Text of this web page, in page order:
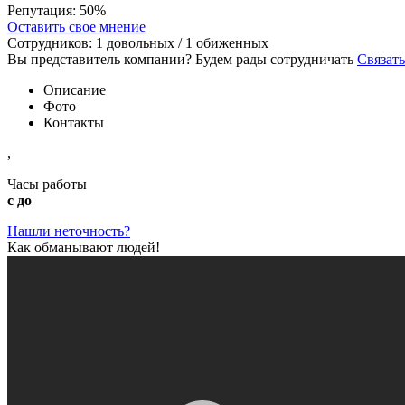
Репутация: 50%
Оставить свое мнение
Сотрудников: 1 довольных / 1 обиженных
Вы представитель компании? Будем рады сотрудничать
Описание
Фото
Контакты
,
Часы работы
с до
Нашли неточность?
Как обманывают людей!